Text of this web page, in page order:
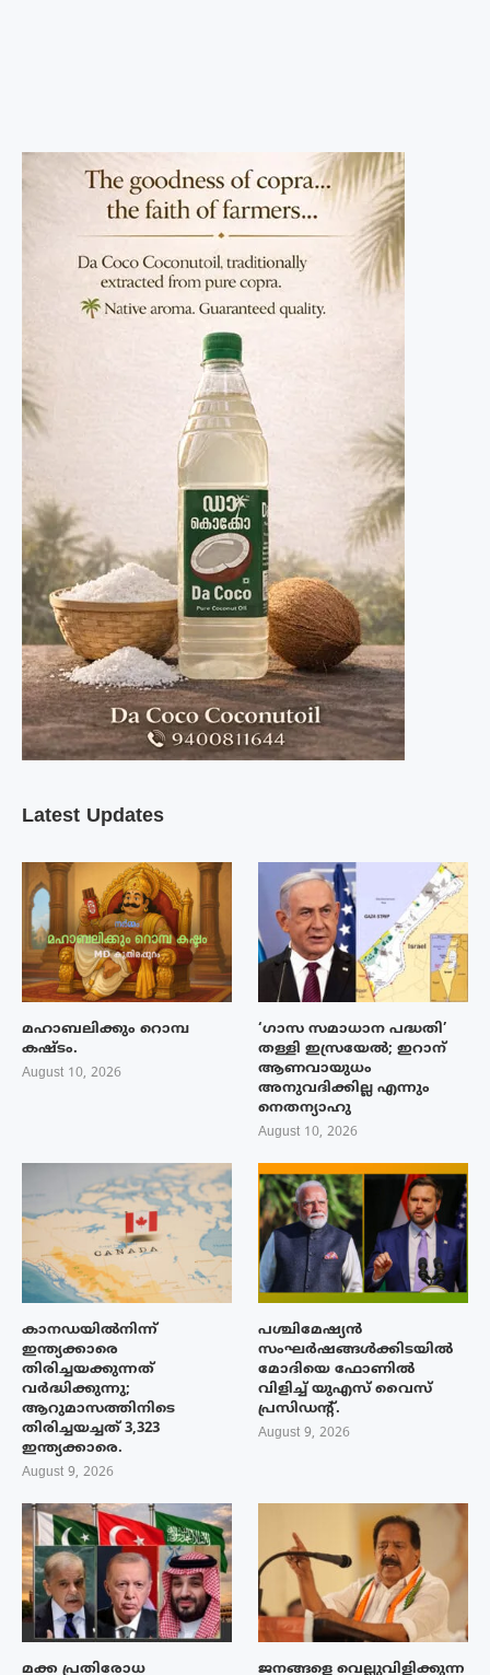
Latest Updates
മഹാബലിക്കും റൊമ്പ
കഷ്ടം.
August 10, 2026
‘ഗാസ സമാധാന പദ്ധതി’
തള്ളി ഇസ്രയേൽ; ഇറാന്
ആണവായുധം
അനുവദിക്കില്ല എന്നും
നെതന്യാഹു
August 10, 2026
കാനഡയിൽനിന്ന്
ഇന്ത്യക്കാരെ
തിരിച്ചയക്കുന്നത്
വർദ്ധിക്കുന്നു;
ആറുമാസത്തിനിടെ
തിരിച്ചയച്ചത് 3,323
ഇന്ത്യക്കാരെ.
August 9, 2026
പശ്ചിമേഷ്യന്‍
സംഘര്‍ഷങ്ങള്‍ക്കിടയിൽ
മോദിയെ ഫോണില്‍
വിളിച്ച് യുഎസ് വൈസ്
പ്രസിഡന്റ്.
August 9, 2026
മക്ക പ്രതിരോധ ജനങ്ങളെ വെല്ലുവിളിക്കുന്ന